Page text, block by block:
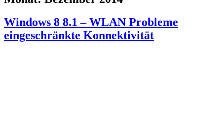
Windows 8 8.1 – WLAN Probleme
eingeschränkte Konnektivität